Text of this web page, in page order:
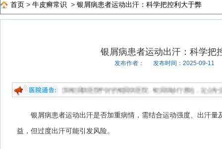
首页 > 牛皮癣常识 > 银屑病患者运动出汗：科学把控利大于弊
银屑病患者运动出汗：科学把
发布作者： 发布时间：2025-09-11
屑病医院是沈阳银屑病医院中好的银屑病医院，银屑病诊疗基地，定点专业治疗
银屑病患者运动出汗是否加重病情，需结合运动强度、出汗量
益，但过度出汗可能引发风险。